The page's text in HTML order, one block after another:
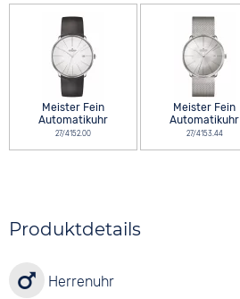
Meister Fein
Automatikuhr
27/4152.00
Meister Fein
Automatikuhr
27/4153.44
Produktdetails
Herrenuhr